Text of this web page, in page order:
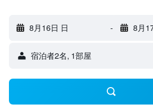
8月16日 日 - 8月
宿泊者2名, 1​部屋